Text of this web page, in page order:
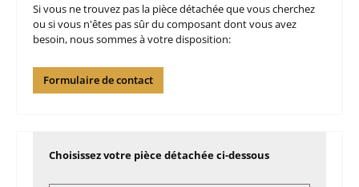
Si vous ne trouvez pas la pièce détachée que vous cherchez
ou si vous n'êtes pas sûr du composant dont vous avez
besoin, nous sommes à votre disposition:
Formulaire de contact
Choisissez votre pièce détachée ci-dessous